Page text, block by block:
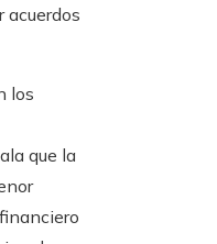
acuerdos
los
que la